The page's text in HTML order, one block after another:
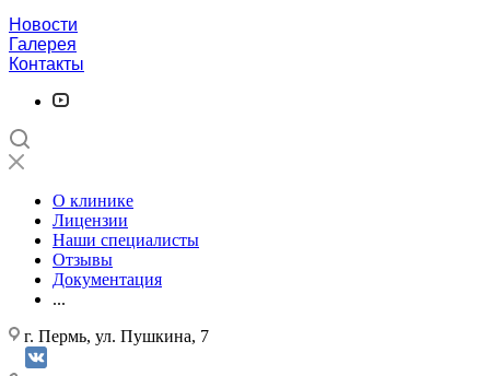
Новости
Галерея
Контакты
О клинике
Лицензии
Наши специалисты
Отзывы
Документация
...
г. Пермь, ул. Пушкина, 7